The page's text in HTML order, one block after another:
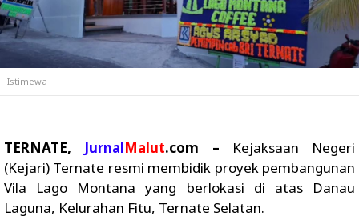
Istimewa
TERNATE, JurnalMalut.com – Kejaksaan Negeri
(Kejari) Ternate resmi membidik proyek pembangunan
Vila Lago Montana yang berlokasi di atas Danau
Laguna, Kelurahan Fitu, Ternate Selatan.